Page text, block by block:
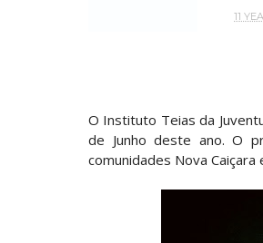
11
O Instituto Teias da
de Junho deste ano. O
comunidades Nova